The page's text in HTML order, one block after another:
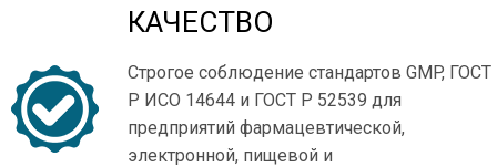
КАЧЕСТВО
Строгое соблюдение стандартов GMP, ГОСТ
Р ИСО 14644 и ГОСТ Р 52539 для
предприятий фармацевтической,
электронной, пищевой и